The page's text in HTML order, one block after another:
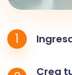
1
Crea